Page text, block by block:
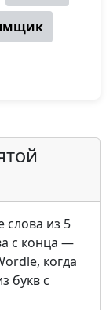
слова из 5
с конца —
когда
букв с